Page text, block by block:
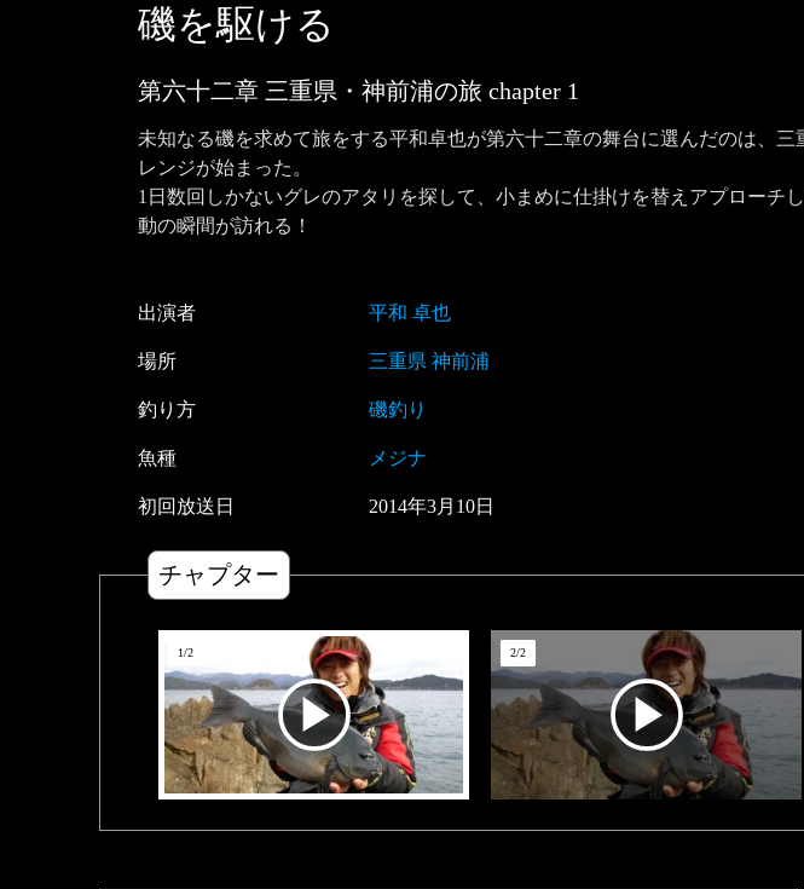
磯を駆ける
第六十二章 三重県・神前浦の旅 chapter 1
未知なる磯を求めて旅をする平和卓也が第六十二章の舞台に選んだのは、
レンジが始まった。
1日数回しかないグレのアタリを探して、小まめに仕掛けを替えアプロー
動の瞬間が訪れる！
出演者 平和 卓也
場所 三重県 神前浦
釣り方 磯釣り
魚種 メジナ
初回放送日 2014年3月 10日
チャプター
1/2 2/2